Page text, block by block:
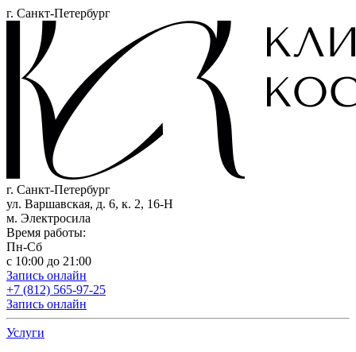
г. Санкт-Петербург
г. Санкт-Петербург
ул. Варшавская, д. 6, к. 2, 16-Н
м. Электросила
Время работы:
Пн-Сб
с 10:00 до 21:00
Запись онлайн
+7 (812) 565-97-25
Запись онлайн
Услуги